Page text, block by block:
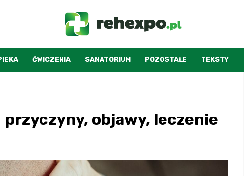
ĆWICZENIA SANATORIUM POZOSTAŁE TEKSTY
objawy, leczenie